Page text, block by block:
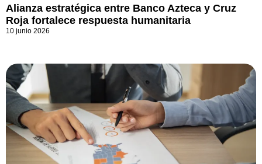
Alianza estratégica entre Banco Azteca y Cruz
Roja fortalece respuesta humanitaria
10 junio 2026